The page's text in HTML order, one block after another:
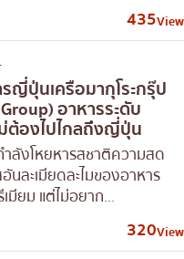
435View
ญี่ปุ่นเครือมากุโระกรุ๊ป
อาหารระดับ
ต้องไปไกลถึงญี่ปุ่น
ำลังโหยหารสชาติความสด
นละเมียดละไมของอาหาร
มียม แต่ไม่อยาก...
320View